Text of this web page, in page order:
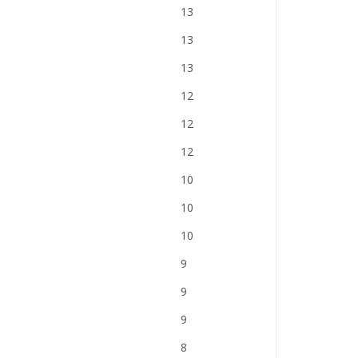
13
13
13
12
12
12
10
10
10
9
9
9
8